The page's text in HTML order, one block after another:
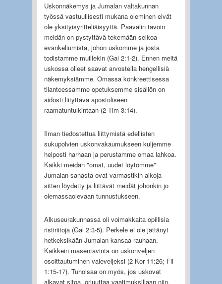
Uskonnäkemys ja Jumalan valtakunnan
työssä vastuullisesti mukana oleminen eivät
ole yksityisyritteliäisyyttä. Paavalin tavoin
meidän on pystyttävä tekemään selkoa
evankeliumista, johon uskomme ja josta
todistamme muillekin (Gal 2:1-2). Ennen meitä
uskossa olleet saavat arvostella hengellisiä
näkemyksiämme. Omassa konkreettisessa
tilanteessamme opetuksemme sisällön on
aidosti liityttävä apostoliseen
raamatuntulkintaan (2 Tim 3:14).
Ilman tiedostettua liittymistä edellisten
sukupolvien uskonvakaumukseen kuljemme
helposti harhaan ja perustamme omaa lahkoa.
Kaikki meidän "omat, uudet löytömme"
Jumalan sanasta ovat varmastikin aikoja
sitten löydetty ja liittävät meidät johonkin jo
olemassaolevaan tunnustukseen.
Alkuseurakunnassa oli voimakkaita opillisia
ristiriitoja (Gal 2:3-5). Perkele ei ole jättänyt
hetkeksikään Jumalan kansaa rauhaan.
Kaikkein masentavinta on uskonveljen
osoittautuminen valeveljeksi (2 Kor 11:26; Fil
1:15-17). Tuhoisaa on myös, jos uskovat
alkavat sitoa, orjuuttaa vaatimuksillaan niin,